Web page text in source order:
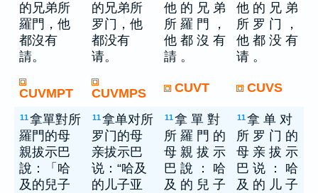
的兄弟所
羅門，他
都沒有
請。
的兄弟所
罗门，他
都没有
请。
他 的 兄 弟
所 羅 門 ，
他 都 沒 有
請 。
他 的 兄 弟
所 罗 门 ，
他 都 没 有
请 。
CUVMPT CUVMPS CUVT CUVS
11拿單對所
羅門的母
親拔示巴
說：「哈
及的兒子
11拿单对所
罗门的母
亲拔示巴
说：“哈及
的儿子亚
11拿 單 對
所 羅 門 的
母 親 拔 示
巴 說 ： 哈
及 的 兒 子
11拿 单 对
所 罗 门 的
母 亲 拔 示
巴 说 ： 哈
及 的 儿 子